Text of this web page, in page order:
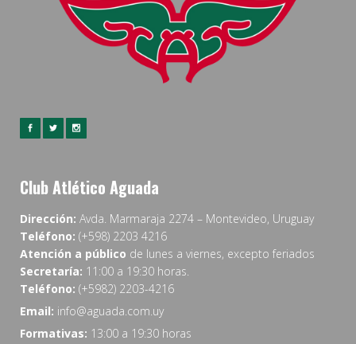
Club Atlético Aguada
Dirección: Avda. Marmaraja 2274 – Montevideo, Uruguay
Teléfono: (+598) 2203 4216
Atención a público de lunes a viernes, excepto feriados
Secretaría: 11:00 a 19:30 horas.
Teléfono: (+5982) 2203-4216
Email: info@aguada.com.uy
Formativas: 13:00 a 19:30 horas